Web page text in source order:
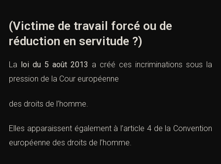
(Victime de travail forcé ou de
réduction en servitude ?)
La loi du 5 août 2013 a créé ces incriminations sous la
pression de la Cour européenne
des droits de l’homme.
Elles apparaissent également à l’article 4 de la Convention
européenne des droits de l’homme.